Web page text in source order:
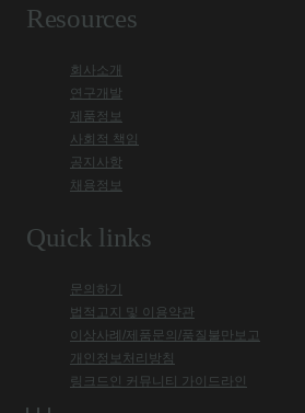
Resources
회사소개
연구개발
제품정보
사회적 책임
공지사항
채용정보
Quick links
문의하기
법적고지 및 이용약관
이상사례/제품문의/품질불만보고
개인정보처리방침
링크드인 커뮤니티 가이드라인